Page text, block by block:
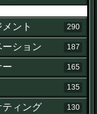
ント
290
ション 187
ー 165
135
ティング 130